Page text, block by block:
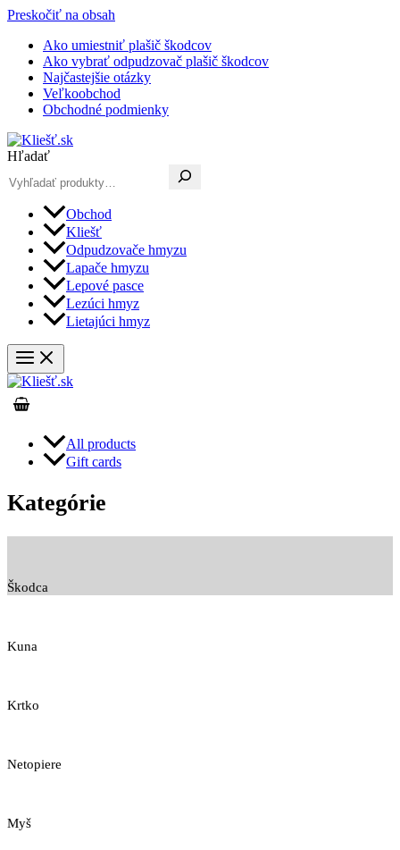
Preskočiť na obsah
Ako umiestniť plašič škodcov
Ako vybrať odpudzovač plašič škodcov
Najčastejšie otázky
Veľkoobchod
Obchodné podmienky
Hľadať
Obchod
Kliešť
Odpudzovače hmyzu
Lapače hmyzu
Lepové pasce
Lezúci hmyz
Lietajúci hmyz
All products
Gift cards
Kategórie
Škodca
Kuna
Krtko
Netopiere
Myš